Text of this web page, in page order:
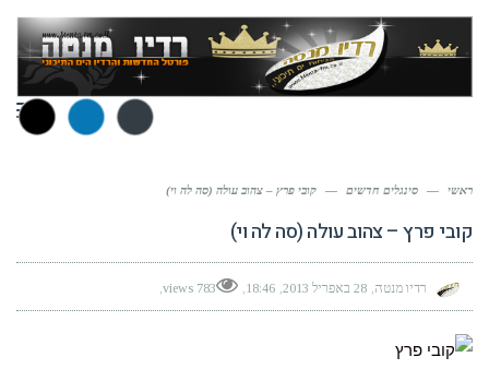
ראשי — סינגלים חדשים — קובי פרץ – צהוב עולה (סה לה וי)
קובי פרץ – צהוב עולה (סה לה וי)
רדיו מנטה 28 באפריל 2013 18:46
783 views